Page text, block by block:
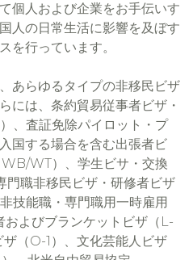
個人および企業をお手伝いす
人の日常生活に影響を及ぼす
を行っています。
あらゆるタイプの非移民ビザ
には、条約貿易従事者ビザ・
、査証免除パイロット・プ
国する場合を含む出張者ビ
WT）、学生ビサ・交換
門職非移民ビザ・研修者ビザ
技能職・専門職用一時雇用
よびブランケットビザ（L-
（O-1）、文化芸能人ビザ